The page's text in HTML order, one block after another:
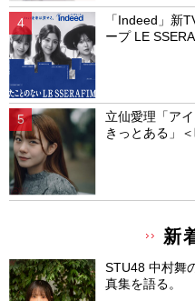
「Indeed」新
ープ LE
立仙愛理「ア
きっとある」
新
STU48 中村舞
真集を語る。